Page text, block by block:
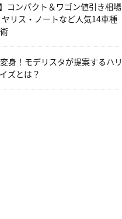
コンパクト＆ワゴン値引き相場
リス・ノートなど人気14車種
身！モデリスタが提案するハリ
ズとは？